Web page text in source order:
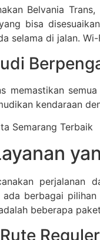
Belvania
bisa
selama di jalan.
memastikan
kendaraan
perjalanan
ada berbagai
beberapa
Reguler